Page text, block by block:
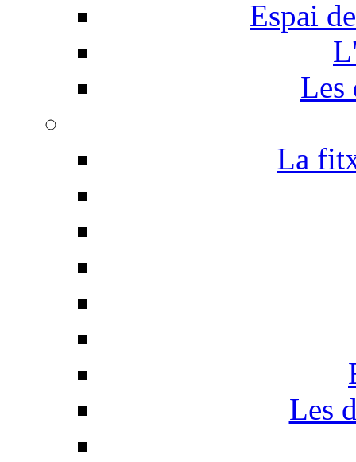
Espai
Les
La
Les